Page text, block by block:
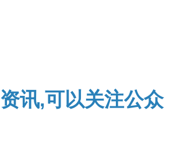
资讯,可以关注公众